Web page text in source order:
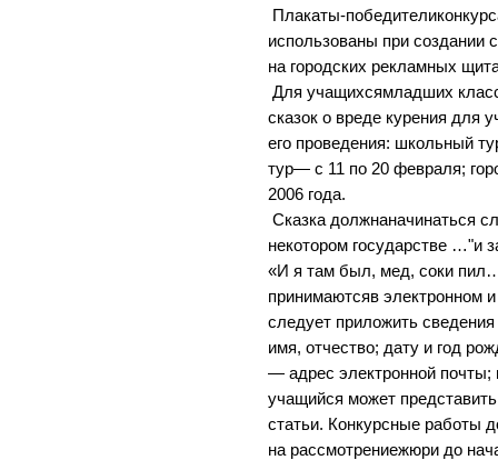
Плакаты-
использованы при
на городских рекламных
Для учащихсямладших
сказок о вреде курения для
его проведения: школьный
тур— с 11 по 20 февраля;
2006 года.
Сказка должнаначинаться
некотором государстве …"и
«И я там был, мед, соки
принимаютсяв электронном
следует приложить
имя, отчество; дату и год
— адрес электронной
учащийся может
статьи. Конкурсные работы
на рассмотрениежюри до